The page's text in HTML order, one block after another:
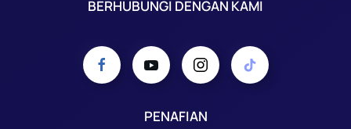
BERHUBUNGI DENGAN KAMI
PENAFIAN